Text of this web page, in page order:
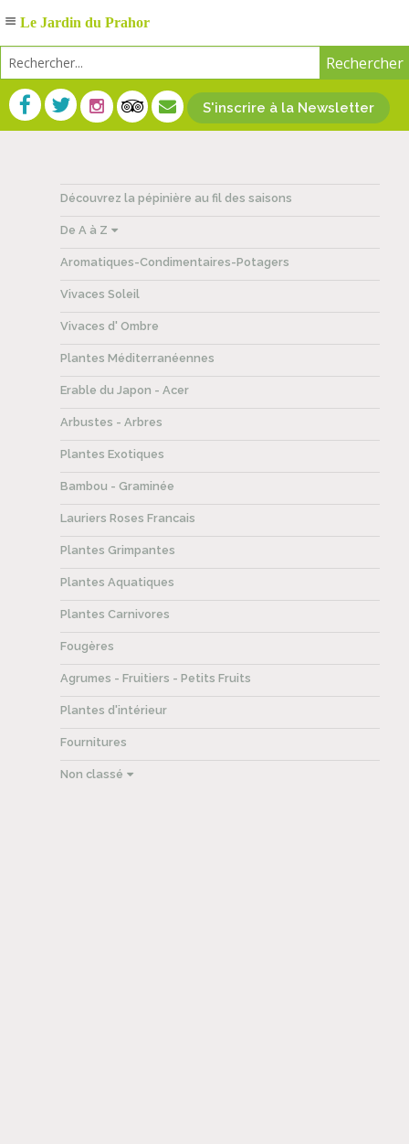
S'inscrire à la Newsletter
Découvrez la pépinière au fil des saisons
De A à Z
Aromatiques-Condimentaires-Potagers
Vivaces Soleil
Vivaces d' Ombre
Plantes Méditerranéennes
Erable du Japon - Acer
Arbustes - Arbres
Plantes Exotiques
Bambou - Graminée
Lauriers Roses Francais
Plantes Grimpantes
Plantes Aquatiques
Plantes Carnivores
Fougères
Agrumes - Fruitiers - Petits Fruits
Plantes d'intérieur
Fournitures
Non classé
Le Jardin du Prahor